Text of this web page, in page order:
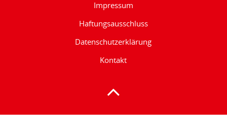
Impressum
Haftungsausschluss
Datenschutzerklärung
Kontakt